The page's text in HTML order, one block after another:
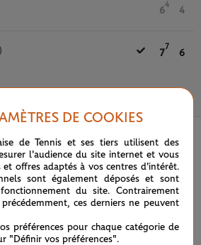
6
4
4
7
7
6
DE COOKIES
de Tennis et ses tiers utilisent des
l'audience du site internet et vous
et offres adaptés à vos centres d'intérêt.
sont également déposés et sont
du site. Contrairement
ces derniers ne peuvent
préférences pour chaque catégorie de
"Définir vos préférences".